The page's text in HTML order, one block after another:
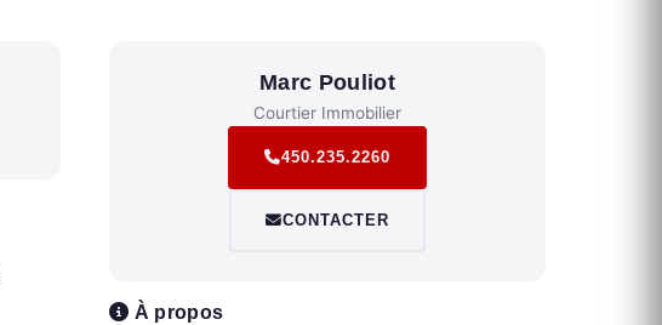
Marc Pouliot
Courtier Immobilier
450.235.2260
CONTACTER
À propos